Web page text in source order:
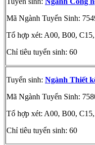
Mã Ngành Tuyển Sinh:
Tổ hợp xét: A00, B00,
Chỉ tiêu tuyển sinh: 60
Tuyển sinh: Ngành Thiết
Mã Ngành Tuyển Sinh:
Tổ hợp xét: A00, B00,
Chỉ tiêu tuyển sinh: 60